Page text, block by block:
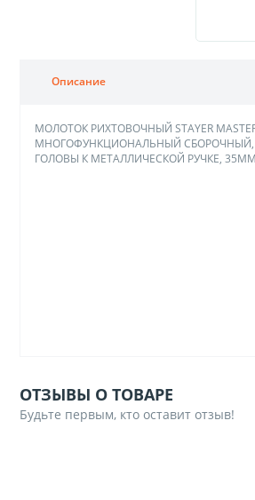
Описание
МОЛОТОК РИХТОВОЧНЫЙ STAYER
МНОГОФУНКЦИОНАЛЬНЫЙ СБОРОЧНЫЙ,
ГОЛОВЫ К МЕТАЛЛИЧЕСКОЙ РУЧКЕ, 35ММ
ОТЗЫВЫ О ТОВАРЕ
Будьте первым, кто оставит отзыв!